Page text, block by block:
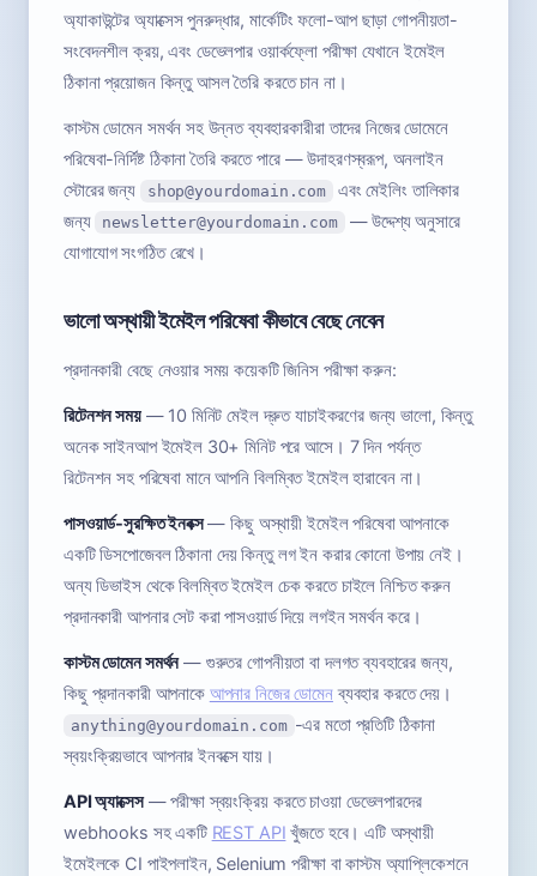
অ্যাকাউন্টের অ্যাক্সেস পুনরুদ্ধার, মার্কেটিং ফলো-আপ ছাড়া গোপনীয়তা-
সংবেদনশীল ক্রয়, এবং ডেভেলপার ওয়ার্কফ্লো পরীক্ষা যেখানে ইমেইল
ঠিকানা প্রয়োজন কিন্তু আসল তৈরি করতে চান না।
কাস্টম ডোমেন সমর্থন সহ উন্নত ব্যবহারকারীরা তাদের নিজের ডোমেনে
পরিষেবা-নির্দিষ্ট ঠিকানা তৈরি করতে পারে — উদাহরণস্বরূপ, অনলাইন
স্টোরের জন্য
shop@yourdomain.com
এবং মেইলিং তালিকার
জন্য
newsletter@yourdomain.com
— উদ্দেশ্য অনুসারে
যোগাযোগ সংগঠিত রেখে।
ভালো অস্থায়ী ইমেইল পরিষেবা কীভাবে বেছে নেবেন
প্রদানকারী বেছে নেওয়ার সময় কয়েকটি জিনিস পরীক্ষা করুন:
রিটেনশন সময়— 10 মিনিট মেইল দ্রুত যাচাইকরণের জন্য ভালো, কিন্তু
অনেক সাইনআপ ইমেইল 30+ মিনিট পরে আসে। 7 দিন পর্যন্ত
রিটেনশন সহ পরিষেবা মানে আপনি বিলম্বিত ইমেইল হারাবেন না।
পাসওয়ার্ড-সুরক্ষিত ইনবক্স— কিছু অস্থায়ী ইমেইল পরিষেবা আপনাকে
একটি ডিসপোজেবল ঠিকানা দেয় কিন্তু লগ ইন করার কোনো উপায় নেই।
অন্য ডিভাইস থেকে বিলম্বিত ইমেইল চেক করতে চাইলে নিশ্চিত করুন
প্রদানকারী আপনার সেট করা পাসওয়ার্ড দিয়ে লগইন সমর্থন করে।
কাস্টম ডোমেন সমর্থন— গুরুতর গোপনীয়তা বা দলগত ব্যবহারের জন্য,
কিছু প্রদানকারী আপনাকে আপনার নিজের ডোমেনব্যবহার করতে দেয়।
anything@yourdomain.com -এর মতো প্রতিটি ঠিকানা
স্বয়ংক্রিয়ভাবে আপনার ইনবক্সে যায়।
API অ্যাক্সেস— পরীক্ষা স্বয়ংক্রিয় করতে চাওয়া ডেভেলপারদের
webhooks সহ একটি REST API খুঁজতে হবে। এটি অস্থায়ী
ইমেইলকে CI পাইপলাইন, Selenium পরীক্ষা বা কাস্টম অ্যাপ্লিকেশনে